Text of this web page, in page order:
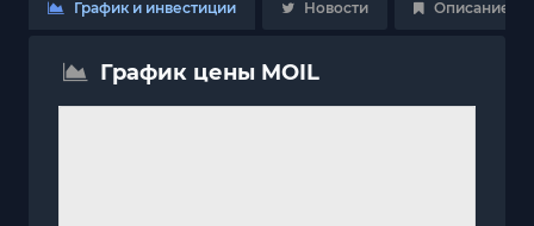
График и инвестиции Новости Описание
График цены MOIL